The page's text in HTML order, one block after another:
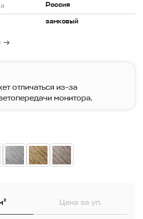
Россия
замковый
отличаться из-за
монитора.
Цена за уп.